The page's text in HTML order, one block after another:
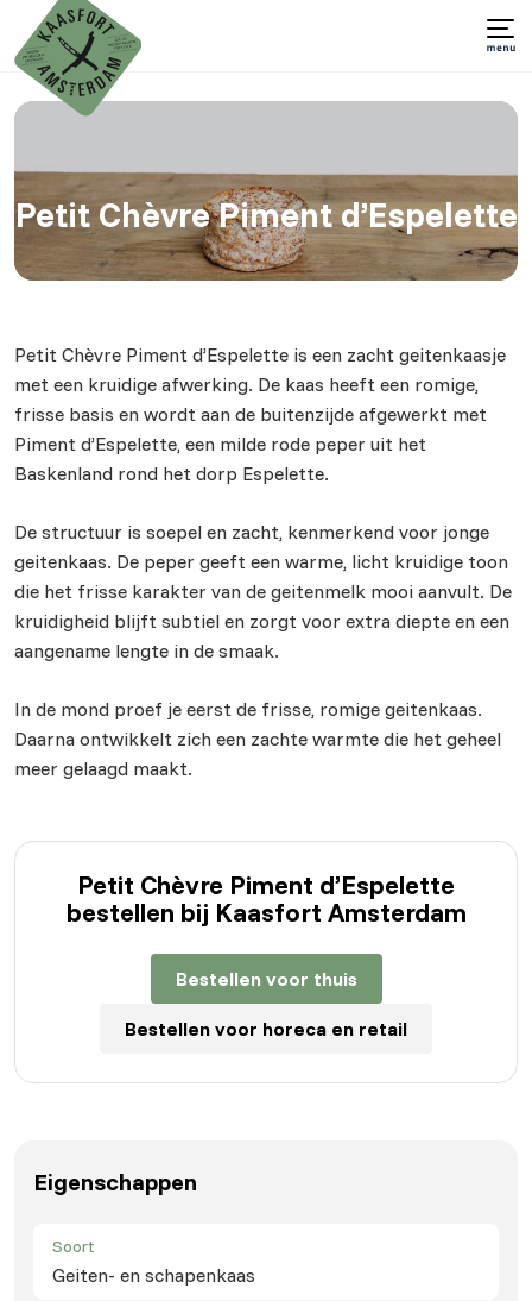
Petit Chèvre Piment d’Espelette
Eigenschappen
Soort
Geiten- en schapenkaas
Petit Chèvre Piment d’Espelette is een zacht geitenkaasje
met een kruidige afwerking. De kaas heeft een romige,
frisse basis en wordt aan de buitenzijde afgewerkt met
Piment d’Espelette, een milde rode peper uit het
Baskenland rond het dorp Espelette.
De structuur is soepel en zacht, kenmerkend voor jonge
geitenkaas. De peper geeft een warme, licht kruidige toon
die het frisse karakter van de geitenmelk mooi aanvult. De
kruidigheid blijft subtiel en zorgt voor extra diepte en een
aangename lengte in de smaak.
In de mond proef je eerst de frisse, romige geitenkaas.
Daarna ontwikkelt zich een zachte warmte die het geheel
meer gelaagd maakt.
Petit Chèvre Piment d’Espelette
bestellen bij Kaasfort Amsterdam
Bestellen voor thuis
Bestellen voor horeca en retail